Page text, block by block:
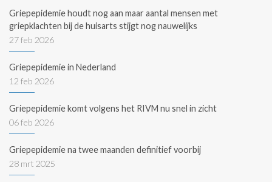
Griepepidemie houdt nog aan maar aantal mensen met
griepklachten bij de huisarts stijgt nog nauwelijks
27 feb 2026
Griepepidemie in Nederland
12 feb 2026
Griepepidemie komt volgens het RIVM nu snel in zicht
06 feb 2026
Griepepidemie na twee maanden definitief voorbij
28 mrt 2025